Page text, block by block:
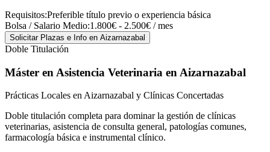
Requisitos:Preferible título previo o experiencia básica
Bolsa / Salario Medio:1.800€ - 2.500€ / mes
Solicitar Plazas e Info en Aizarnazabal
Doble Titulación
Máster en Asistencia Veterinaria en Aizarnazabal
Prácticas Locales en Aizarnazabal y Clínicas Concertadas
Doble titulación completa para dominar la gestión de clínicas
veterinarias, asistencia de consulta general, patologías comunes,
farmacología básica e instrumental clínico.